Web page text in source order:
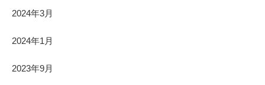
2024年3月
2024年1月
2023年9月